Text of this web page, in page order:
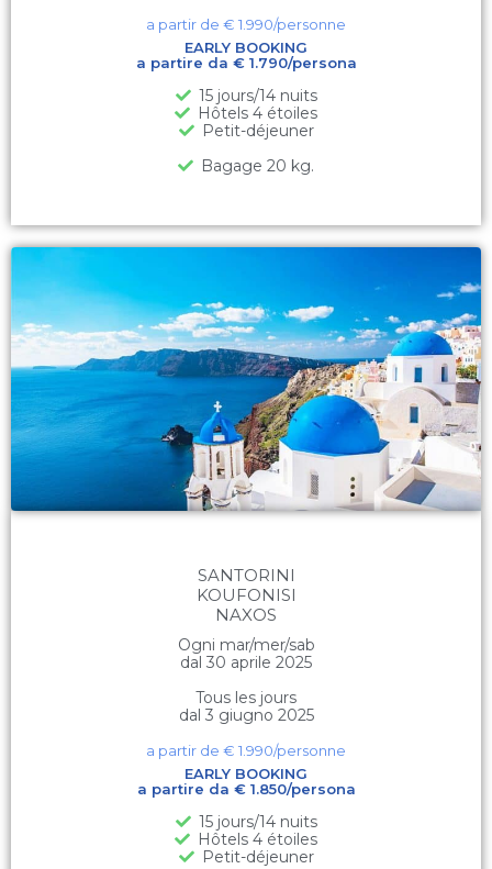
a partir de € 1.990/personne
EARLY BOOKING
a partire da € 1.790/persona
15 jours/14 nuits
Hôtels 4 étoiles
Petit-déjeuner
Bagage 20 kg.
SANTORINI
KOUFONISI
NAXOS
Ogni mar/mer/sab
dal 30 aprile 2025
Tous les jours
dal 3 giugno 2025
a partir de € 1.990/personne
EARLY BOOKING
a partire da € 1.850/persona
15 jours/14 nuits
Hôtels 4 étoiles
Petit-déjeuner